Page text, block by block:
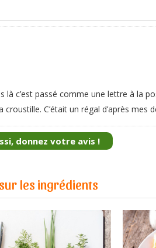
c’est passé comme une lettre à la
C’était un régal d’après mes
donnez votre avis !
les ingrédients